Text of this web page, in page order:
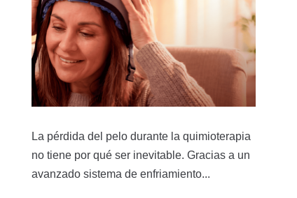
La pérdida del pelo durante la quimioterapia
no tiene por qué ser inevitable. Gracias a un
avanzado sistema de enfriamiento...